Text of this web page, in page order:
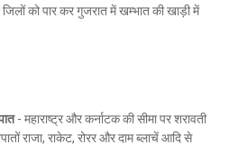
को पार कर गुजरात में खम्भात की खाड़ी में
- महाराष्ट्र और कर्नाटक की सीमा पर शरावती
राजा, राकेट, रोरर और दाम ब्लाचें आदि से